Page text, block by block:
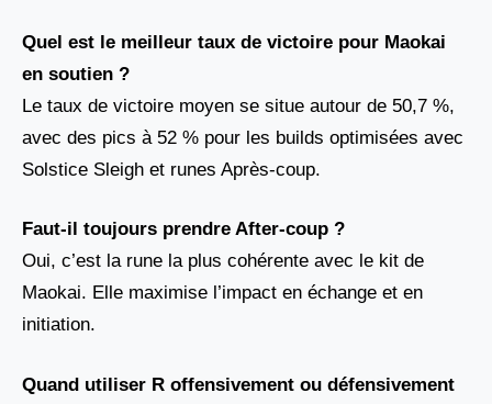
Quel est le meilleur taux de victoire pour Maokai
en soutien ?
Le taux de victoire moyen se situe autour de 50,7 %,
avec des pics à 52 % pour les builds optimisées avec
Solstice Sleigh et runes Après-coup.
Faut-il toujours prendre After-coup ?
Oui, c’est la rune la plus cohérente avec le kit de
Maokai. Elle maximise l’impact en échange et en
initiation.
Quand utiliser R offensivement ou défensivement